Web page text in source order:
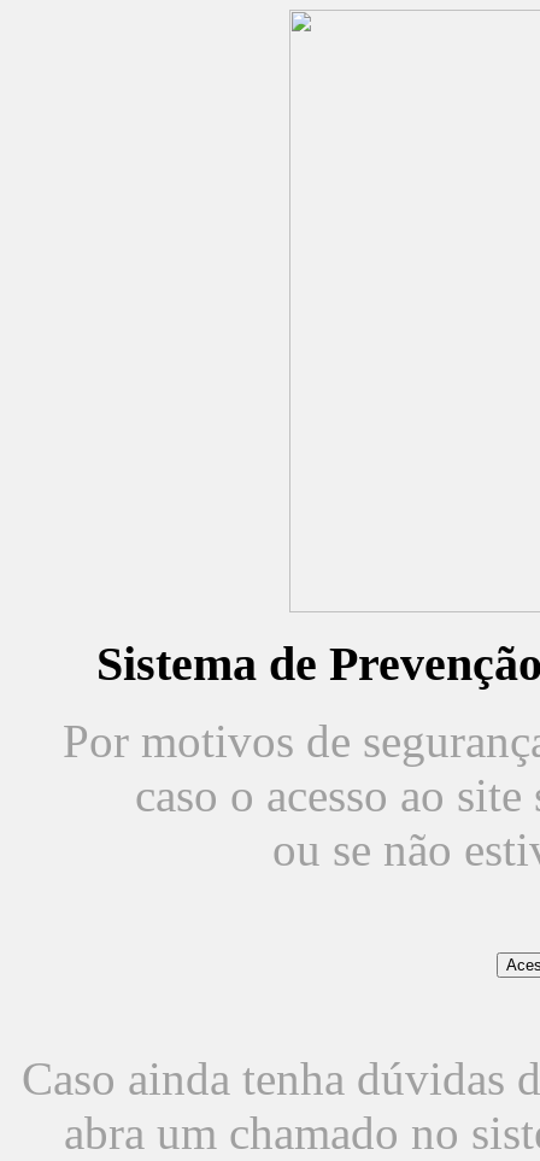
Sistema de
Por motivos de
caso o acesso ao
ou se não
Caso ainda tenha dúvidas
abra um chamado no